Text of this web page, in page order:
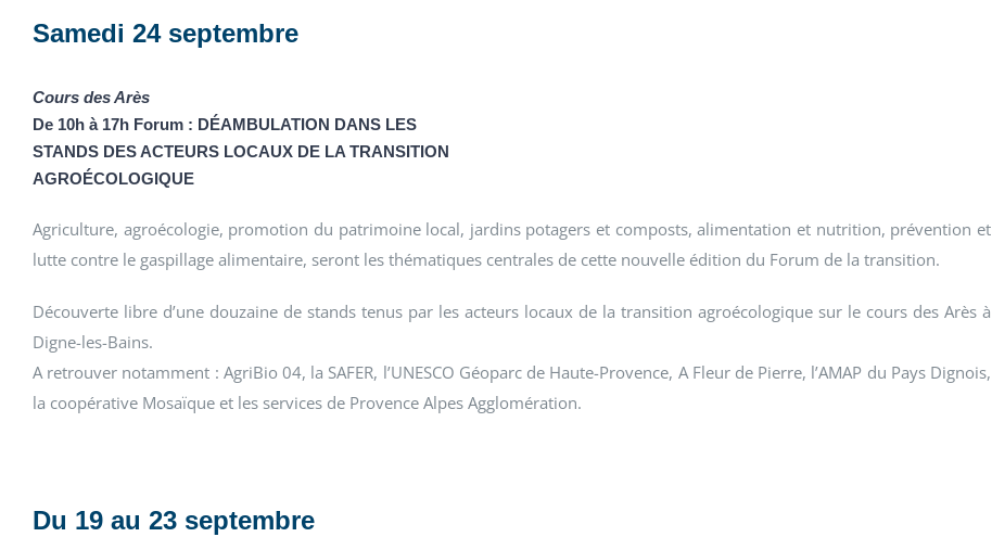
Samedi 24 septembre
Cours des Arès
De 10h à 17h Forum : DÉAMBULATION DANS LES
STANDS DES ACTEURS LOCAUX DE LA TRANSITION
AGROÉCOLOGIQUE
Agriculture, agroécologie, promotion du patrimoine local, jardins potagers et composts, alimentation et nutrition, prévention et
lutte contre le gaspillage alimentaire, seront les thématiques centrales de cette nouvelle édition du Forum de la transition.
Découverte libre d’une douzaine de stands tenus par les acteurs locaux de la transition agroécologique sur le cours des Arès à
Digne-les-Bains.
A retrouver notamment : AgriBio 04, la SAFER, l’UNESCO Géoparc de Haute-Provence, A Fleur de Pierre, l’AMAP du Pays Dignois,
la coopérative Mosaïque et les services de Provence Alpes Agglomération.
Du 19 au 23 septembre